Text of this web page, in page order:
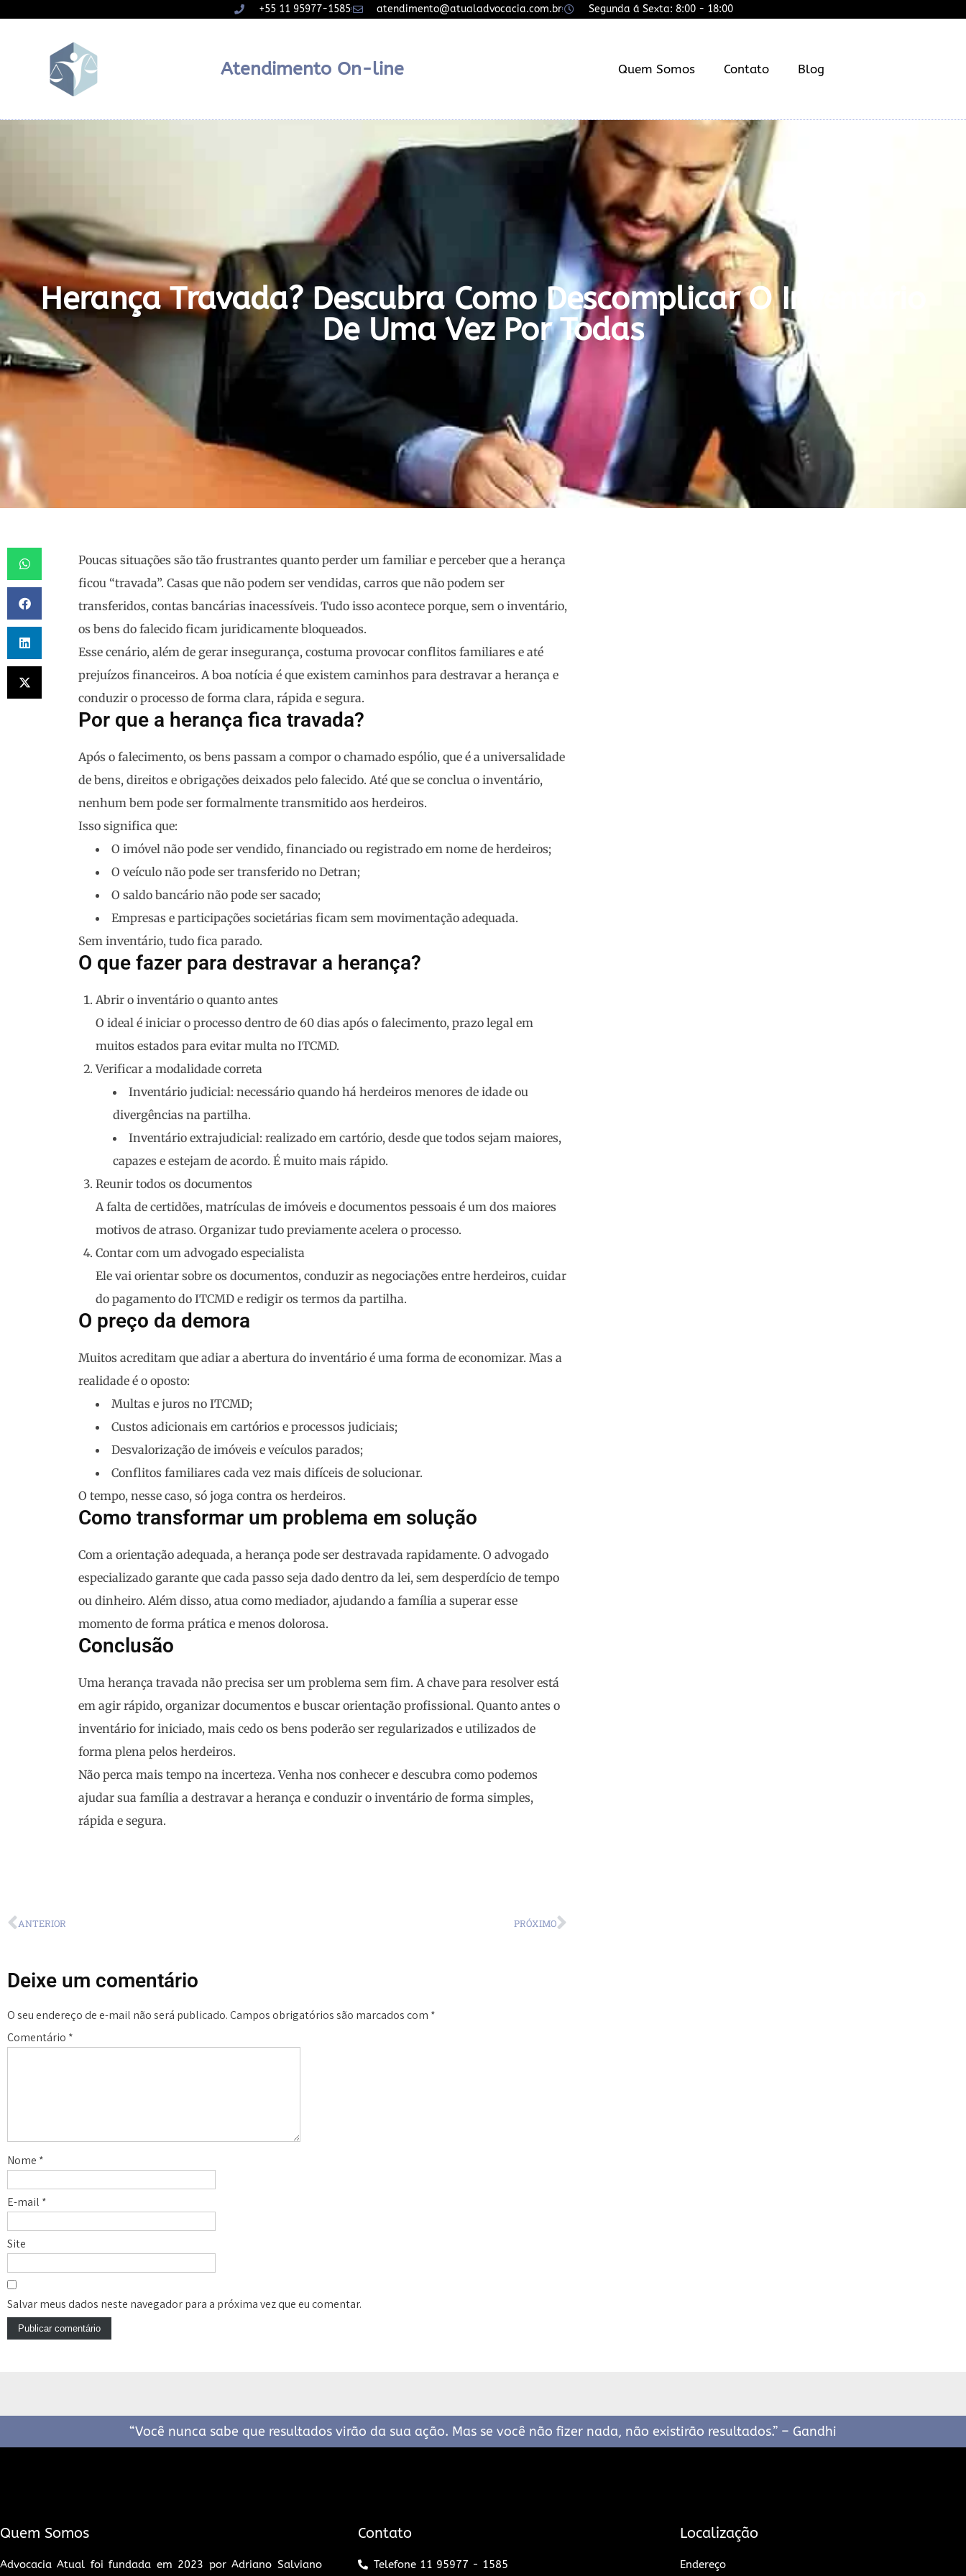
+55 11 95977-1585 atendimento@atualadvocacia.com.br Segunda á Sexta: 8:00 - 18:00
Atendimento On-line Quem Somos Contato Blog
Herança Travada? Descubra Como Descomplicar O Inventário
De Uma Vez Por Todas
Poucas situações são tão frustrantes quanto perder um familiar e perceber que a herança
ficou “travada”. Casas que não podem ser vendidas, carros que não podem ser
transferidos, contas bancárias inacessíveis. Tudo isso acontece porque, sem o inventário,
os bens do falecido ficam juridicamente bloqueados.
Esse cenário, além de gerar insegurança, costuma provocar conflitos familiares e até
prejuízos financeiros. A boa notícia é que existem caminhos para destravar a herança e
conduzir o processo de forma clara, rápida e segura.
Por que a herança fica travada?
Após o falecimento, os bens passam a compor o chamado espólio, que é a universalidade
de bens, direitos e obrigações deixados pelo falecido. Até que se conclua o inventário,
nenhum bem pode ser formalmente transmitido aos herdeiros.
Isso significa que:
O imóvel não pode ser vendido, financiado ou registrado em nome de herdeiros;
O veículo não pode ser transferido no Detran;
O saldo bancário não pode ser sacado;
Empresas e participações societárias ficam sem movimentação adequada.
Sem inventário, tudo fica parado.
O que fazer para destravar a herança?
Abrir o inventário o quanto antes
O ideal é iniciar o processo dentro de 60 dias após o falecimento, prazo legal em
muitos estados para evitar multa no ITCMD.
Verificar a modalidade correta
Inventário judicial: necessário quando há herdeiros menores de idade ou
divergências na partilha.
Inventário extrajudicial: realizado em cartório, desde que todos sejam maiores,
capazes e estejam de acordo. É muito mais rápido.
Reunir todos os documentos
A falta de certidões, matrículas de imóveis e documentos pessoais é um dos maiores
motivos de atraso. Organizar tudo previamente acelera o processo.
Contar com um advogado especialista
Ele vai orientar sobre os documentos, conduzir as negociações entre herdeiros, cuidar
do pagamento do ITCMD e redigir os termos da partilha.
O preço da demora
Muitos acreditam que adiar a abertura do inventário é uma forma de economizar. Mas a
realidade é o oposto:
Multas e juros no ITCMD;
Custos adicionais em cartórios e processos judiciais;
Desvalorização de imóveis e veículos parados;
Conflitos familiares cada vez mais difíceis de solucionar.
O tempo, nesse caso, só joga contra os herdeiros.
Como transformar um problema em solução
Com a orientação adequada, a herança pode ser destravada rapidamente. O advogado
especializado garante que cada passo seja dado dentro da lei, sem desperdício de tempo
ou dinheiro. Além disso, atua como mediador, ajudando a família a superar esse
momento de forma prática e menos dolorosa.
Conclusão
Uma herança travada não precisa ser um problema sem fim. A chave para resolver está
em agir rápido, organizar documentos e buscar orientação profissional. Quanto antes o
inventário for iniciado, mais cedo os bens poderão ser regularizados e utilizados de
forma plena pelos herdeiros.
Não perca mais tempo na incerteza. Venha nos conhecer e descubra como podemos
ajudar sua família a destravar a herança e conduzir o inventário de forma simples,
rápida e segura.
ANTERIOR PRÓXIMO
Deixe um comentário
O seu endereço de e-mail não será publicado.Campos obrigatórios são marcados com *
Comentário *
Nome *
E-mail *
Site
Salvar meus dados neste navegador para a próxima vez que eu comentar.
“Você nunca sabe que resultados virão da sua ação. Mas se você não fizer nada, não existirão resultados.” – Gandhi
Quem Somos
Advocacia Atual foi fundada em 2023 por Adriano Salviano
Contato
Telefone 11 95977 - 1585
Localização
Endereço